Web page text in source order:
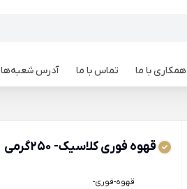
همکاری با ما تماس با ما آدرس شعبه‌ها
قهوه فوری کلاسیک- 250گرمی
قهوه-فوری-